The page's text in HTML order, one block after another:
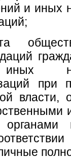
и иных
при
власти,